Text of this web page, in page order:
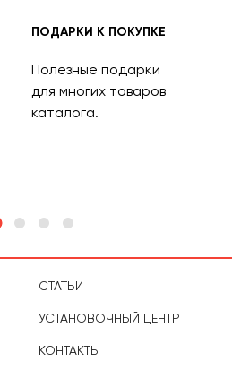
ПОДАРКИ К ПОКУПКЕ
Полезные подарки
для многих товаров
каталога.
СТАТЬИ
УСТАНОВОЧНЫЙ ЦЕНТР
КОНТАКТЫ